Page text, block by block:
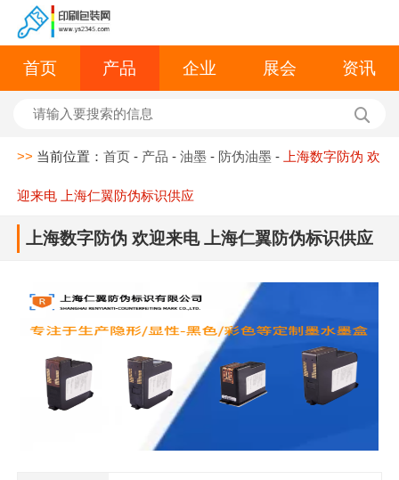
首页 产品 企业 展会 资讯
>> 当前位置：首页 - 产品 -油墨 - 防伪油墨 - 上海数字防伪 欢
迎来电 上海仁翼防伪标识供应
上海数字防伪 欢迎来电 上海仁翼防伪标识供应